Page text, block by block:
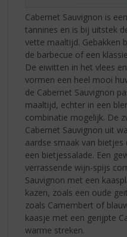
Cabernet Sauvignon is
tannines en is bij uitstek
vette maaltijd. Gebakken
de barbecue of een
De eiwitten in het vlees
vormen een heel mooi
de Cabernet Sauvignon
maaltijd, echter in een
combinatie mogelijk. De
Cabernet Sauvignon uit
aardse smaak van
een bietjessalade. Een
verrassende wijn-spijs
Sauvignon met een
kazen, zoals een oude
zoals Camembert of
kaasje met een gerijpte
warme streken.